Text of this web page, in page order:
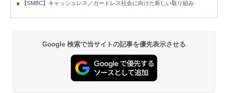
【SMBC】キャッシュレス／カードレス社会に向けた新しい取り組み
Google 検索で当サイトの記事を優先表示させる